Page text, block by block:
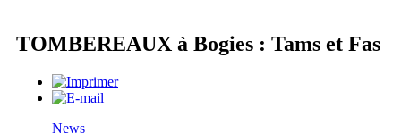
TOMBEREAUX à Bogies : Tams et Fas
News